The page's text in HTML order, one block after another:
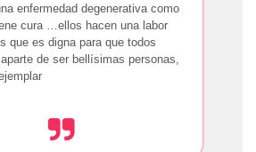
enfermedad degenerativa como
cura …ellos hacen una labor
que es digna para que todos
de ser bellísimas personas,